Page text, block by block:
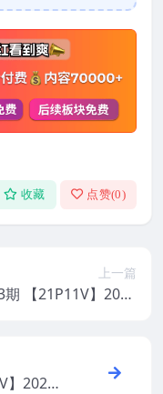
收藏 点赞(0)
上一篇
【21P11V】2025
】2025